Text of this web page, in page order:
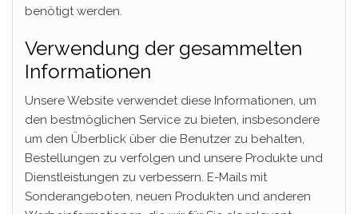
benötigt werden.
Verwendung der gesammelten
Informationen
Unsere Website verwendet diese Informationen, um
den bestmöglichen Service zu bieten, insbesondere
um den Überblick über die Benutzer zu behalten,
Bestellungen zu verfolgen und unsere Produkte und
Dienstleistungen zu verbessern. E-Mails mit
Sonderangeboten, neuen Produkten und anderen